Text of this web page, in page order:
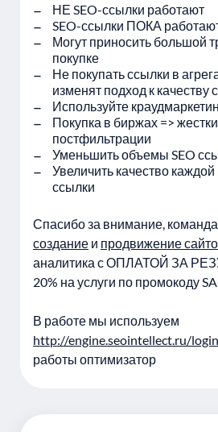
НЕ SEO-ссылки работают
SEO-ссылки ПОКА
Могут приносить большой
покупке
Не покупать ссылки в
изменят подход к качеству
Используйте
Покупка в биржах =>
постфильтрации
Уменьшить объемы SEO
Увеличить качество каждой
ссылки
Спасибо за внимание, команда
создание и продвижение
аналитика с ОПЛАТОЙ ЗА
20% на услуги по промокоду
В работе мы используем
http://engine.seointellect.ru/login
работы оптимизатор